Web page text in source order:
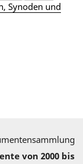
Synoden und
von 2000 bis